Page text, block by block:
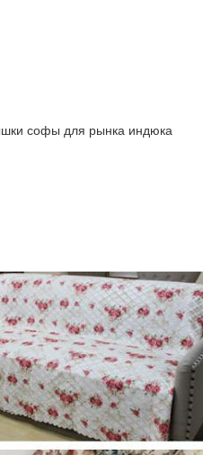
софы для рынка индюка